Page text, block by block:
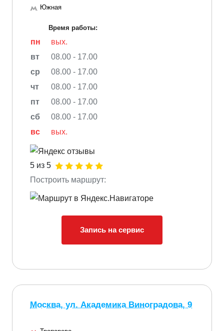
Южная
Время работы:
пн
вых.
вт
08.00 - 17.00
ср
08.00 - 17.00
чт
08.00 - 17.00
пт
08.00 - 17.00
сб
08.00 - 17.00
вс
вых.
5 из 5
Построить маршрут:
Запись на сервис
Москва, ул. Академика Виноградова, 9